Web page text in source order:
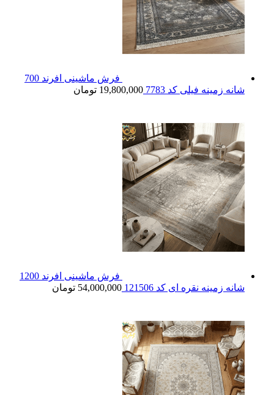
فرش ماشینی افرند 700
شانه زمینه فیلی کد 7783
19,800,000 تومان
فرش ماشینی افرند 1200
شانه زمینه نقره ای کد 121506
54,000,000 تومان